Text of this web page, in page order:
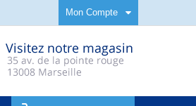
Mon Compte